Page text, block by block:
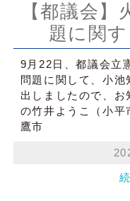
【都議会
題に関
9月22日、都議会立
問題に関して、小
出しましたので、
の竹井ようこ（小平
鷹市